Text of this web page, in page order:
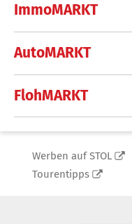
ImmoMARKT
AutoMARKT
FlohMARKT
Werben auf STOL
Tourentipps